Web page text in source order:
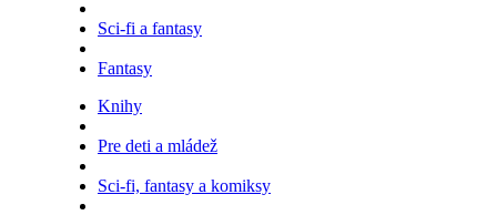
Sci-fi a fantasy
Fantasy
Knihy
Pre deti a mládež
Sci-fi, fantasy a komiksy